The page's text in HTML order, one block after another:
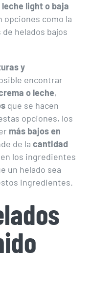
leche light o baja
opciones como la
helados bajos
y
encontrar
o leche,
que se hacen
opciones, los
más bajos en
de la cantidad
los ingredientes
un helado sea
ingredientes.